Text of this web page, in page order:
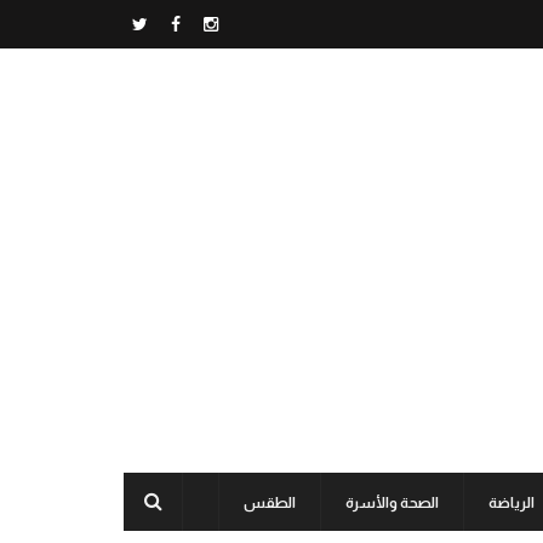
الرياضة الصحة والأسرة الطقس